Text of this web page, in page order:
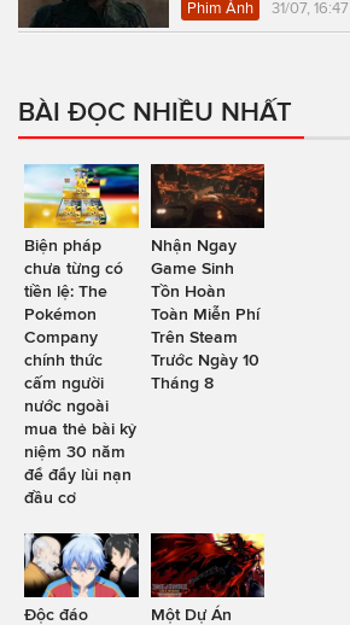
Phim Ảnh 31/07, 16:47
BÀI ĐỌC NHIỀU NHẤT
Biện pháp
chưa từng có
tiền lệ: The
Pokémon
Company
chính thức
cấm người
nước ngoài
mua thẻ bài kỷ
niệm 30 năm
để đẩy lùi nạn
đầu cơ
Nhận Ngay
Game Sinh
Tồn Hoàn
Toàn Miễn Phí
Trên Steam
Trước Ngày 10
Tháng 8
Độc đáo
Một Dự Án